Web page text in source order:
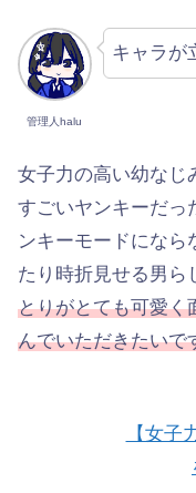
管理人halu
キャラが
女子力の高い幼なじ
すごいヤンキーだっ
ンキーモードになら
たり時折見せる男ら
とりがとても可愛く
んでいただきたいで
【女子